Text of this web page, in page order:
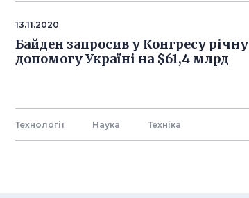
13.11.2020
Байден запросив у Конгресу річну
допомогу Україні на $61,4 млрд
Технології Наука Технiка